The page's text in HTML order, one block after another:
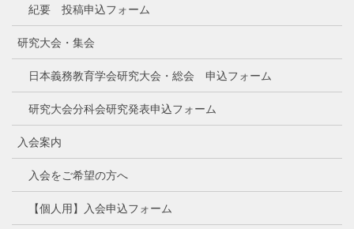
紀要 投稿申込フォーム
研究大会・集会
日本義務教育学会研究大会・総会 申込フォーム
研究大会分科会研究発表申込フォーム
入会案内
入会をご希望の方へ
【個人用】入会申込フォーム